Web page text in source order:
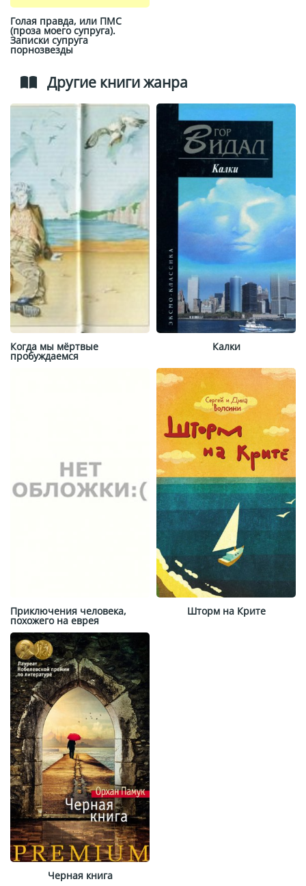
Голая правда, или ПМС
(проза моего супруга).
Записки супруга
порнозвезды
Другие книги жанра
Когда мы мёртвые
пробуждаемся
Калки
Приключения человека,
похожего на еврея
Шторм на Крите
Черная книга